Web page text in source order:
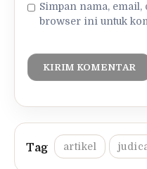
Simpan nama, email,
browser ini untuk
artikel